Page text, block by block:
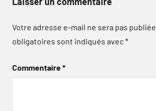
Votre adresse e-mail ne sera pas publiée.
obligatoires sont indiqués avec*
Commentaire*